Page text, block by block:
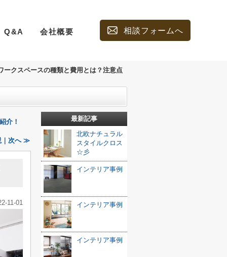
Q&A 会社概要 相談フォームへ
ークスペースの種類と費用とは？注意点
介！
｜次へ ≫
11-01
最新記事
北欧ナチュラル
スタイルクロス
☆彡
インテリア事例
インテリア事例
インテリア事例